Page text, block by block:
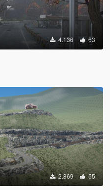
4.136 63
2.869 55